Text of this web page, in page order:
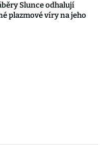
Slunce odhalují
plazmové víry na jeho